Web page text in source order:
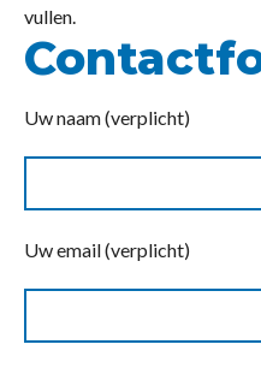
vullen.
Uw naam (verplicht)
Uw email (verplicht)